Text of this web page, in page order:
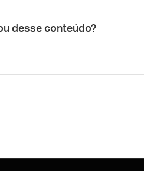
desse conteúdo?